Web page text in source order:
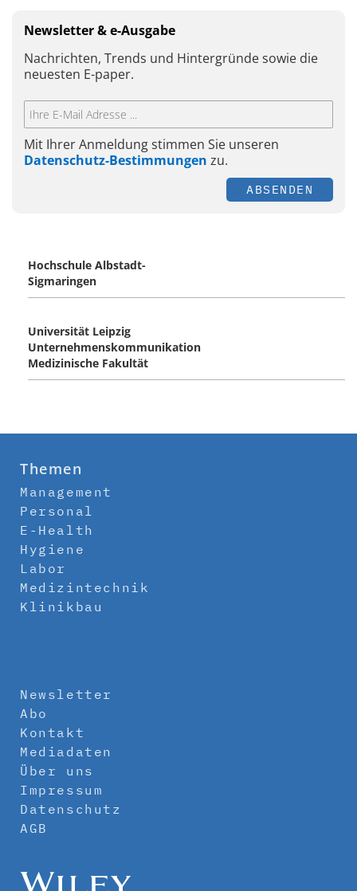
Newsletter & e-Ausgabe
Nachrichten, Trends und Hintergründe sowie die
neuesten E-paper.
Mit Ihrer Anmeldung stimmen Sie unseren
Datenschutz-Bestimmungen zu.
ABSENDEN
Hochschule Albstadt-
Sigmaringen
Universität Leipzig
Unternehmenskommunikation
Medizinische Fakultät
Themen
Management
Personal
E-Health
Hygiene
Labor
Medizintechnik
Klinikbau
Newsletter
Abo
Kontakt
Mediadaten
Über uns
Impressum
Datenschutz
AGB